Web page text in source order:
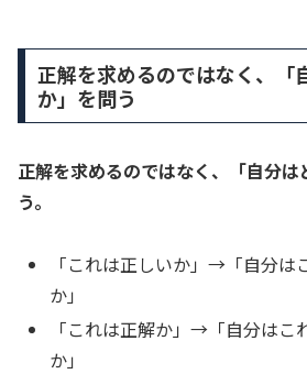
正解を求めるのではなく、「
か」を問う
正解を求めるのではなく、「自分
う。
「これは正しいか」→「自分は
か」
「これは正解か」→「自分はこ
か」